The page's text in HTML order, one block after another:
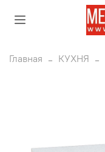
Главная КУХНЯ